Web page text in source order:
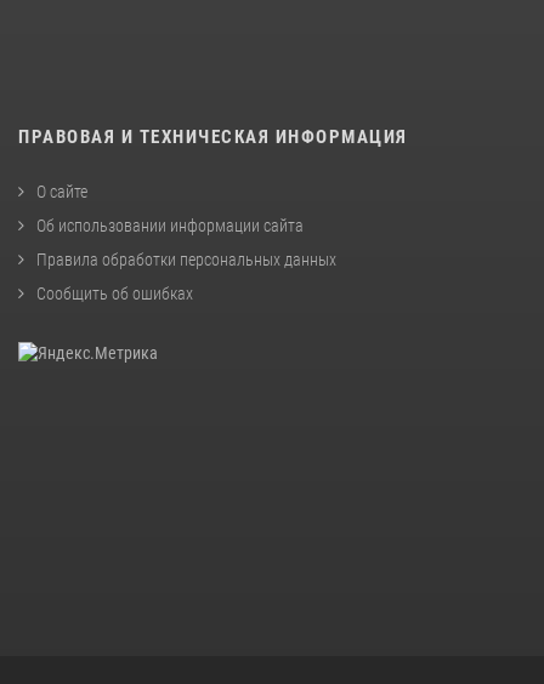
ПРАВОВАЯ И ТЕХНИЧЕСКАЯ ИНФОРМАЦИЯ
О сайте
Об использовании информации сайта
Правила обработки персональных данных
Сообщить об ошибках